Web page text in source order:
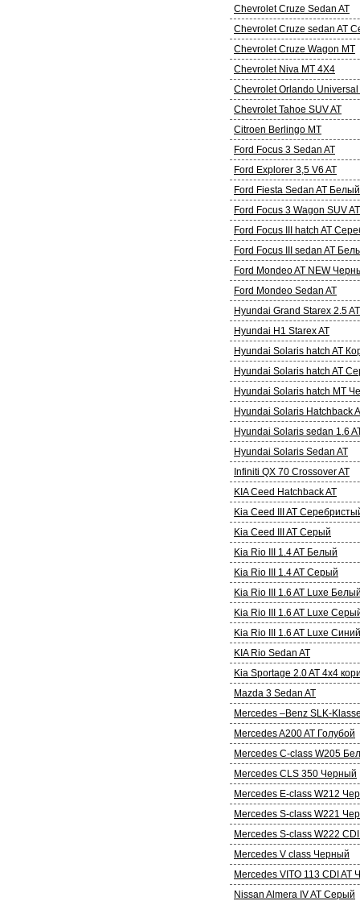
Chevrolet Cruze Sedan AT
Chevrolet Cruze sedan AT
Chevrolet Cruze Wagon MT
Chevrolet Niva MT 4X4
Chevrolet Orlando Universal
Chevrolet Tahoe SUV AT
Citroen Berlingo MT
Ford Focus 3 Sedan AT
Ford Explorer 3,5 V6 AT
Ford Fiesta Sedan AT Белый
Ford Focus 3 Wagon SUV AT
Ford Focus III hatch AT
Ford Focus III sedan AT
Ford Mondeo AT NEW
Ford Mondeo Sedan AT
Hyundai Grand Starex 2.5
Hyundai H1 Starex AT
Hyundai Solaris hatch AT
Hyundai Solaris hatch AT
Hyundai Solaris hatch МT
Hyundai Solaris Hatchback
Hyundai Solaris sedan 1.6
Hyundai Solaris Sedan AT
Infiniti QX 70 Crossover AT
KIA Ceed Hatchback AT
Kia Ceed III AT
Kia Ceed III AT Серый
Kia Rio III 1.4 AT Белый
Kia Rio III 1.4 AT Серый
Kia Rio III 1.6 AT Luxe
Kia Rio III 1.6 AT Luxe
Kia Rio III 1.6 AT Luxe Синий
KIA Rio Sedan AT
Kia Sportage 2.0 AT 4х4
Mazda 3 Sedan AT
Mercedes –Benz SLK-
Mercedes A200 AT Голубой
Mercedes C-class W205
Mercedes CLS 350 Черный
Mercedes E-class W212
Mercedes S-class W221
Mercedes S-class W222
Mercedes V class Черный
Mercedes VITO 113 CDI AT
Nissan Almera IV AT Серый